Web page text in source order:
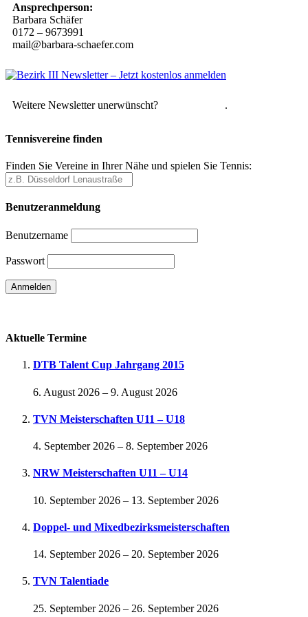
Ansprechperson:
Barbara Schäfer
0172 – 9673991
mail@barbara-schaefer.com
Weitere Newsletter unerwünscht? .
Tennisvereine finden
Finden Sie Vereine in Ihrer Nähe und spielen Sie Tennis:
Benutzeranmeldung
Benutzername
Passwort
Aktuelle Termine
DTB Talent Cup Jahrgang 2015
6. August 2026 – 9. August 2026
TVN Meisterschaften U11 – U18
4. September 2026 – 8. September 2026
NRW Meisterschaften U11 – U14
10. September 2026 – 13. September 2026
Doppel- und Mixedbezirksmeisterschaften
14. September 2026 – 20. September 2026
TVN Talentiade
25. September 2026 – 26. September 2026